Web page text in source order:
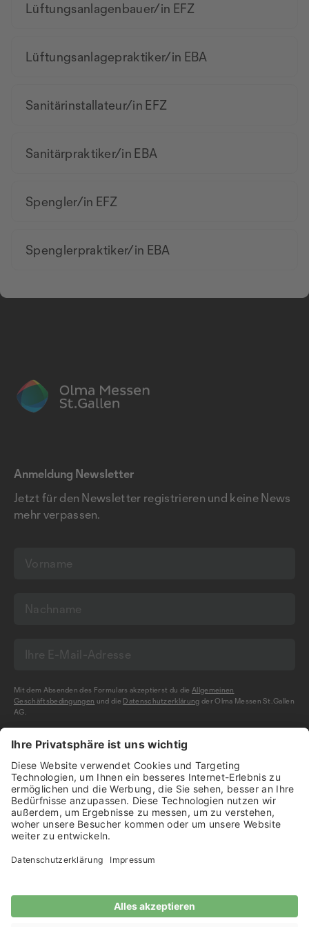
Lüftungsanlagenbauer/in EFZ
Lüftungsanlagepraktiker/in EBA
Sanitärinstallateur/in EFZ
Sanitärpraktiker/in EBA
Spengler/in EFZ
Spenglerpraktiker/in EBA
Anmeldung Newsletter
Jetzt für den Newsletter registrieren und keine News
mehr verpassen.
Mit dem Absenden des Formulars akzeptierst du dieAllgemeinen
Geschäftsbedingungen und die Datenschutzerklärung der Olma Messen St.Gallen
AG.
NEWSLETTER BESTELLEN